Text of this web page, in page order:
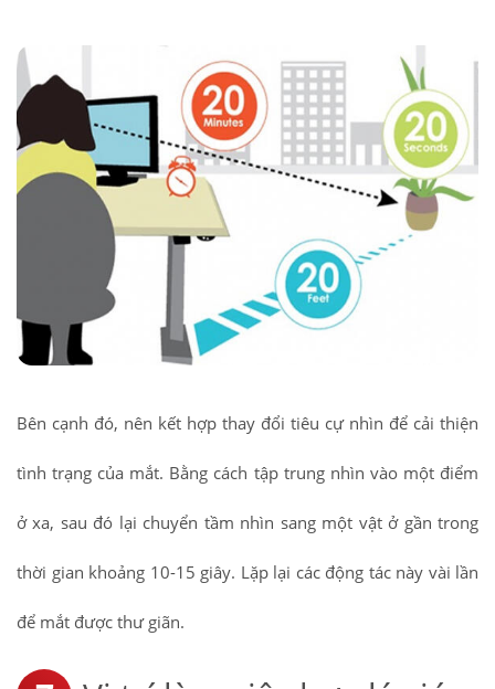
Bên cạnh đó, nên kết hợp thay đổi tiêu cự nhìn để cải thiện
tình trạng của mắt. Bằng cách tập trung nhìn vào một điểm
ở xa, sau đó lại chuyển tầm nhìn sang một vật ở gần trong
thời gian khoảng 10-15 giây. Lặp lại các động tác này vài lần
để mắt được thư giãn.